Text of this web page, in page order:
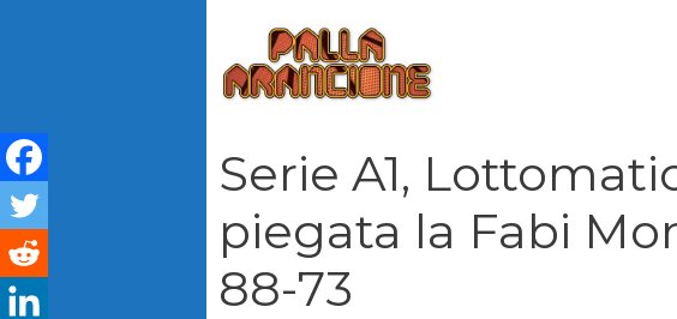
Serie A1,
piegata la Fabi
88-73